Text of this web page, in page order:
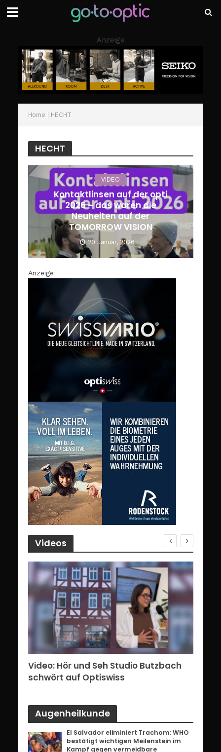
Anzeige
Home | HECHT
HECHT
VIDEO
Kontaktlinsen auf der opti
2026 – das waren die
Neuheiten auf der
TOMORROW VISION
20 Januar, 2026
Anzeige
Videos
Video: Hör und Seh Studio Butzbach
schwört auf Optiswiss
Augenheilkunde
El Salvador eliminiert Trachom: WHO
bestätigt wichtigen Meilenstein im
Kampf gegen vermeidbare